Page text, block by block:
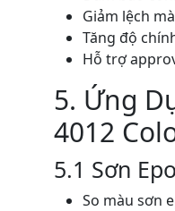
Giảm lệch
Tăng độ
Hỗ trợ
5. Ứng
4012
5.1 Sơn
So màu sơn